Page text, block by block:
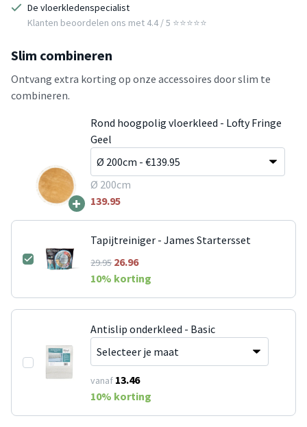
De vloerkledenspecialist
Klanten beoordelen ons met 4.4 / 5 ⭐⭐⭐⭐⭐
Slim combineren
Ontvang extra korting op onze accessoires door slim te
combineren.
+
Rond hoogpolig vloerkleed - Lofty Fringe
Geel
Ø 200cm
139.95
Tapijtreiniger - James Startersset
29.9526.96
10% korting
Antislip onderkleed - Basic
vanaf 13.46
10% korting